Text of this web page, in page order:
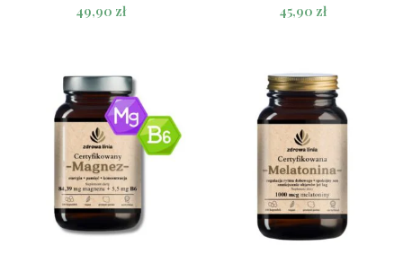
Oceniono
5.00
49,90 zł
Oceniono
5.00
45,90 zł